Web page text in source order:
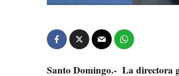
Santo Domingo.- La directora